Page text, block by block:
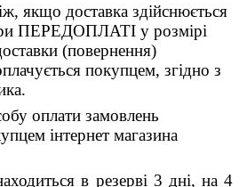
якщо доставка здійснюється
ПЕРЕДОПЛАТІ у розмірі
(повернення)
покупцем, згідно з
оплати замовлень
інтернет магазина
в резерві 3 дні, на 4